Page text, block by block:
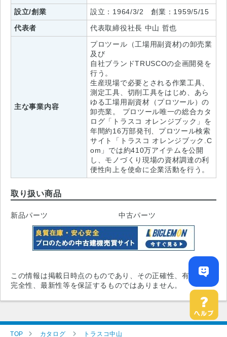
設立/創業
設立：1964/3/2 創業：1959/5/15
代表者
代表取締役社長 中山 哲也
主な事業内容
プロツール（工場用副資材)の卸売業
及び
自社ブランドTRUSCOの企画開発を
行う。
生産現場で必要とされる作業工具、
測定工具、切削工具をはじめ、あら
ゆる工場用副資材（プロツール）の
卸売業。 プロツール唯一の総合カタ
ログ「トラスコ オレンジブック」を
年間約16万部発刊、プロツール検索
サイト「トラスコ オレンジブック.C
om」では約410万アイテムを公開
し、モノづくり現場の資材調達の利
便性向上を使命に企業活動を行う。
取り扱い商品
新品パーツ 中古パーツ
この情報は掲載日時点のものであり、その正確性、有用性、
完全性、最新性等を保証するものではありません。
TOP カタログ トラスコ中山